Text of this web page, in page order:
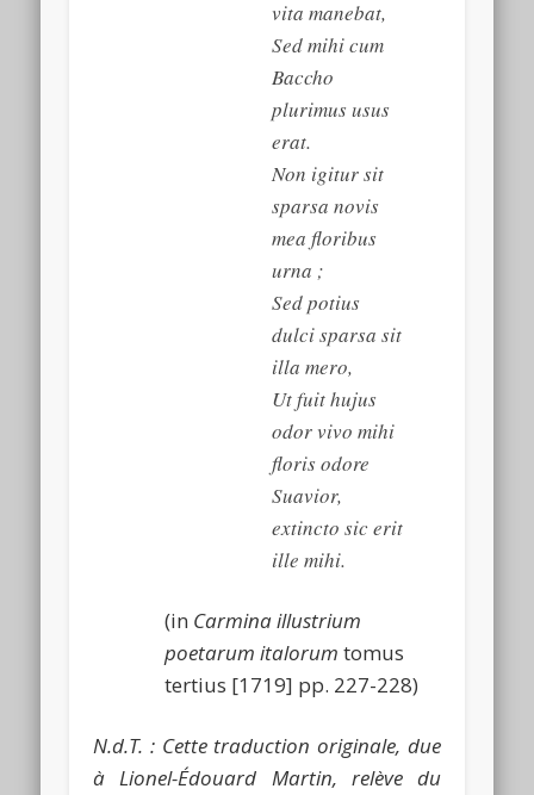
vita manebat,
Sed mihi cum
Baccho
plurimus usus
erat.
Non igitur sit
sparsa novis
mea floribus
urna ;
Sed potius
dulci sparsa sit
illa mero,
Ut fuit hujus
odor vivo mihi
floris odore
Suavior,
extincto sic erit
ille mihi.
(in Carmina illustrium
poetarum italorumtomus
tertius [1719] pp. 227-228)
N.d.T. : Cette traduction originale, due
à Lionel-Édouard Martin, relève du